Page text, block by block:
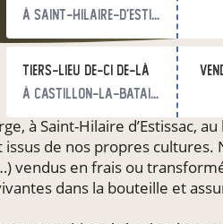
à Saint-Hilaire-d'Estissac
Tiers-lieu De-ci de-là
à Castillon-la-Bataille
à Saint-Hilaire d’Estissac,
de nos propres cultures.
vendus en frais ou
dans la bouteille et